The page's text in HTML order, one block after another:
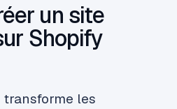
un site
Shopify
les